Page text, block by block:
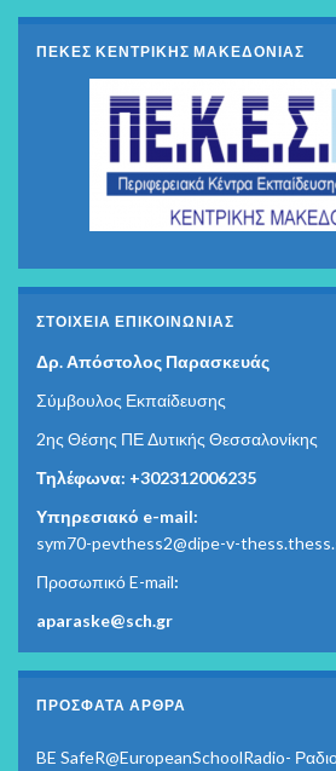
ΠΕΚΕΣ ΚΕΝΤΡΙΚΗΣ ΜΑΚΕΔΟΝΙΑΣ
ΣΤΟΙΧΕΊΑ ΕΠΙΚΟΙΝΩΝΊΑΣ
Δρ. Απόστολος Παρασκευάς
Σύμβουλος Εκπαίδευσης
2ης Θέσης ΠΕ Δυτικής Θεσσαλονίκης
Τηλέφωνα: +302312006235
Υπηρεσιακό e-mail:
sym70-pevthess2@dipe-v-
Προσωπικό E-mail:
aparaske@sch.gr
ΠΡΌΣΦΑΤΑ ΆΡΘΡΑ
BE SafeR@EuropeanSchoolRadio-